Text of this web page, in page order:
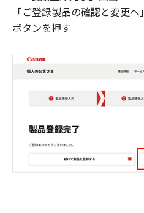
「ご登録製品の確認と変更へ」
ボタンを押す